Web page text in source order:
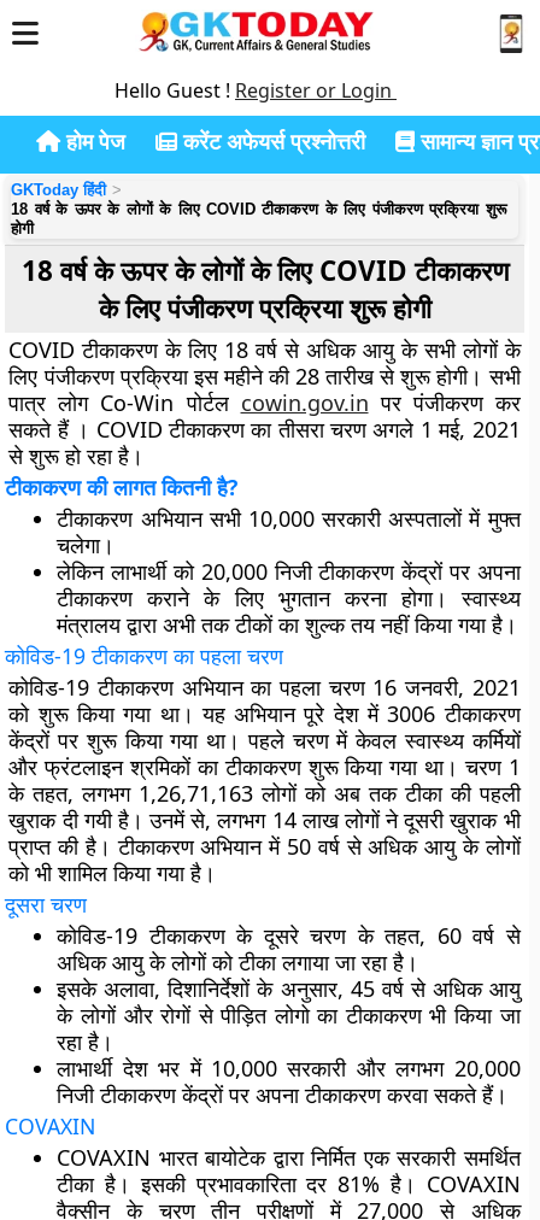
Hello Guest ! Register or Login
होम पेज करेंट अफेयर्स प्रश्नोत्तरी सामान्य ज्ञान
GKToday हिंदी
18 वर्ष के ऊपर के लोगों के लिए COVID टीकाकरण के लिए पंजीकरण प्रक्रिया शुरू
होगी
18 वर्ष के ऊपर के लोगों के लिए COVID टीकाकरण
के लिए पंजीकरण प्रक्रिया शुरू होगी
COVID टीकाकरण के लिए 18 वर्ष से अधिक आयु के सभी लोगों के
लिए पंजीकरण प्रक्रिया इस महीने की 28 तारीख से शुरू होगी। सभी
पात्र लोग Co-Win पोर्टल cowin.gov.in पर पंजीकरण कर
सकते हैं । COVID टीकाकरण का तीसरा चरण अगले 1 मई, 2021
से शुरू हो रहा है।
टीकाकरण की लागत कितनी है?
टीकाकरण अभियान सभी 10,000 सरकारी अस्पतालों में मुफ्त
चलेगा।
लेकिन लाभार्थी को 20,000 निजी टीकाकरण केंद्रों पर अपना
टीकाकरण कराने के लिए भुगतान करना होगा। स्वास्थ्य
मंत्रालय द्वारा अभी तक टीकों का शुल्क तय नहीं किया गया है।
कोविड-19टीकाकरण का पहला चरण
कोविड-19 टीकाकरण अभियान का पहला चरण 16 जनवरी, 2021
को शुरू किया गया था। यह अभियान पूरे देश में 3006 टीकाकरण
केंद्रों पर शुरू किया गया था। पहले चरण में केवल स्वास्थ्य कर्मियों
और फ्रंटलाइन श्रमिकों का टीकाकरण शुरू किया गया था। चरण 1
के तहत, लगभग 1,26,71,163 लोगों को अब तक टीका की पहली
खुराक दी गयी है। उनमें से, लगभग 14 लाख लोगों ने दूसरी खुराक भी
प्राप्त की है। टीकाकरण अभियान में 50 वर्ष से अधिक आयु के लोगों
को भी शामिल किया गया है।
दूसरा चरण
कोविड-19 टीकाकरण के दूसरे चरण के तहत, 60 वर्ष से
अधिक आयु के लोगों को टीका लगाया जा रहा है।
इसके अलावा, दिशानिर्देशों के अनुसार, 45 वर्ष से अधिक आयु
के लोगों और रोगों से पीड़ित लोगो का टीकाकरण भी किया जा
रहा है।
लाभार्थी देश भर में 10,000 सरकारी और लगभग 20,000
निजी टीकाकरण केंद्रों पर अपना टीकाकरण करवा सकते हैं।
COVAXIN
COVAXIN भारत बायोटेक द्वारा निर्मित एक सरकारी समर्थित
टीका है। इसकी प्रभावकारिता दर 81% है। COVAXIN
वैक्सीन के चरण तीन परीक्षणों में 27,000 से अधिक